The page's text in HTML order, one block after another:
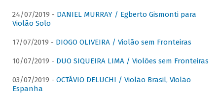
24/07/2019 - DANIEL MURRAY / Egberto Gismonti para
Violão Solo
17/07/2019 - DIOGO OLIVEIRA / Violão sem Fronteiras
10/07/2019 - DUO SIQUEIRA LIMA / Violões sem Fronteiras
03/07/2019 - OCTÁVIO DELUCHI / Violão Brasil, Violão
Espanha